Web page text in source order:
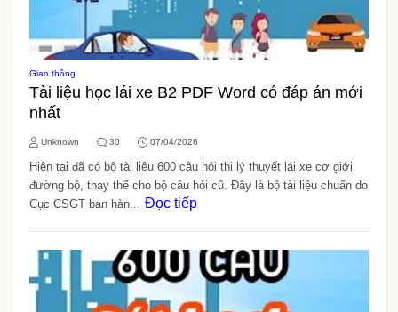
Giao thông
Tài liệu học lái xe B2 PDF Word có đáp án mới
nhất
Unknown 30 07/04/2026
Hiện tại đã có bộ tài liệu 600 câu hỏi thi lý thuyết lái xe cơ giới
đường bộ, thay thế cho bộ câu hỏi cũ. Đây là bộ tài liệu chuẩn do
Cục CSGT ban hàn... Đọc tiếp